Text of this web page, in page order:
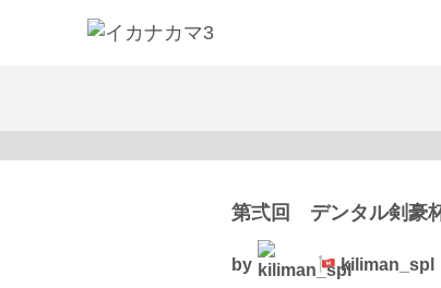
第弍回 デンタル剣豪
by kiliman_spl